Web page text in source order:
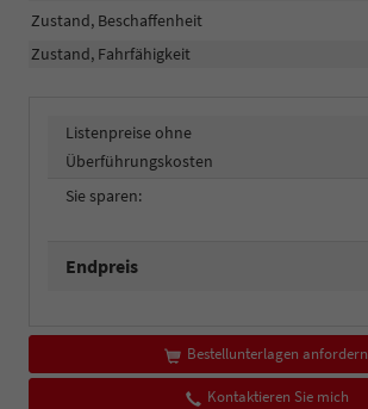
Zustand, Beschaffenheit
Zustand, Fahrfähigkeit
Listenpreise ohne
Überführungskosten
Sie sparen:
Endpreis
Bestellunterlagen anfordern
Kontaktieren Sie mich